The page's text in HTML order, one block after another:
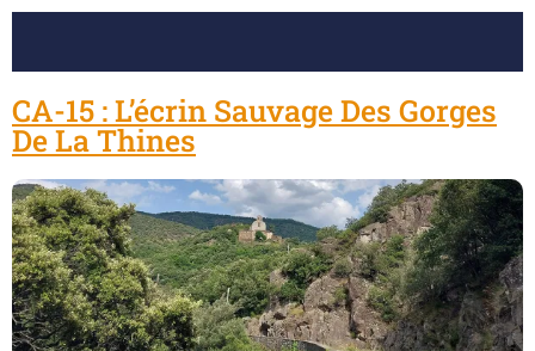
CA-15 : L’écrin Sauvage Des Gorges
De La Thines